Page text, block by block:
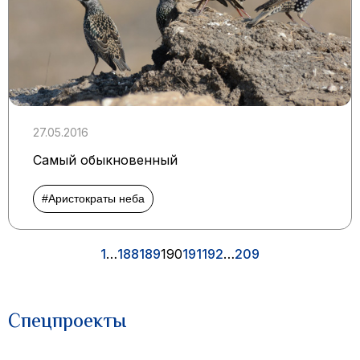
27.05.2016
Самый обыкновенный
#Аристократы неба
1…188189190191192…209
Спецпроекты